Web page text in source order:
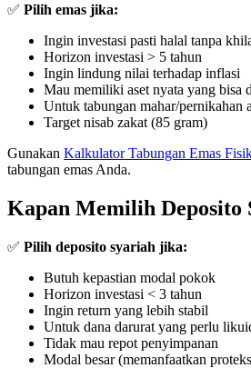
✅ Pilih emas jika:
Ingin investasi pasti halal tanpa
Horizon investasi > 5 tahun
Ingin lindung nilai terhadap inflasi
Mau memiliki aset nyata yang bisa
Untuk tabungan mahar/pernikahan
Target nisab zakat (85 gram)
Gunakan Kalkulator Tabungan Emas
tabungan emas Anda.
Kapan Memilih Deposito
✅ Pilih deposito syariah jika:
Butuh kepastian modal pokok
Horizon investasi < 3 tahun
Ingin return yang lebih stabil
Untuk dana darurat yang perlu
Tidak mau repot penyimpanan
Modal besar (memanfaatkan